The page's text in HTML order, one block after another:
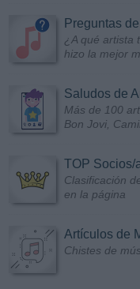
Preguntas
¿A qué artista
hizo la mejor
Saludos de
Más de 100
Bon Jovi,
TOP Socios/
Clasificación
en la página
Artículos de
Chistes de